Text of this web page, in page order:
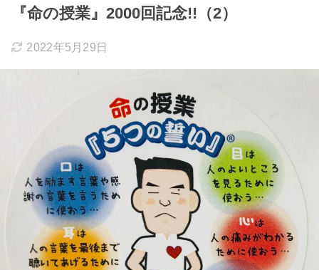
『命の授業』2000回記念!!（2）
2022年5月29日